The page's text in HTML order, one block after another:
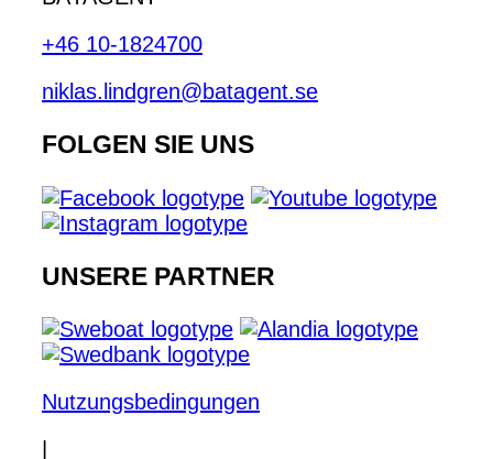
+46 10-1824700
niklas.lindgren@batagent.se
FOLGEN SIE UNS
UNSERE PARTNER
Nutzungsbedingungen